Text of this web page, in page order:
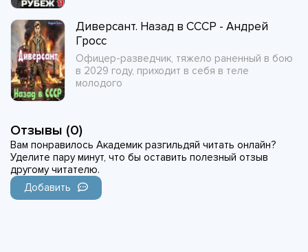
Диверсант. Назад в СССР - Андрей
Гросс
Офицер-разведчик, тяжело раненный в бою
в 2029 году, приходит в себя в теле
молодого
Отзывы (0)
Вам понравилось Академик разгильдяй читать онлайн?
Уделите пару минут, что бы оставить полезный отзыв
другому читателю.
Добавить